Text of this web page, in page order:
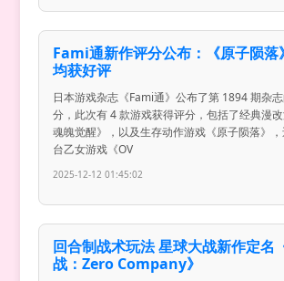
Fami通新作评分公布：《原子陨落
均获好评
日本游戏杂志《Fami通》公布了第 1894 期杂
分，此次有 4 款游戏获得评分，包括了经典漫改
魂魄觉醒》，以及生存动作游戏《原子陨落》
台乙女游戏《OV
2025-12-12 01:45:02
回合制战术玩法 星球大战新作定名
战：Zero Company》